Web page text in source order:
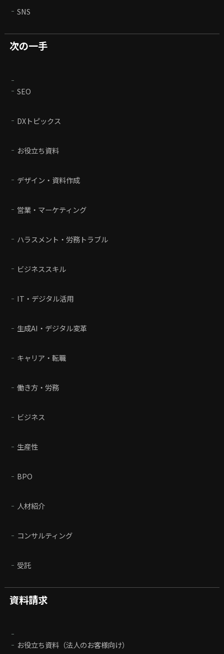
SNS
次の一手
SEO
DXトピックス
お役立ち資料
デザイン・資料作成
営業・マーケティング
ハラスメント・労務トラブル
ビジネススキル
IT・デジタル活用
生成AI・デジタル変革
キャリア・転職
働き方・労務
ビジネス
生産性
BPO
人材紹介
コンサルティング
受託
資料請求
お役立ち資料（法人のお客様向け）